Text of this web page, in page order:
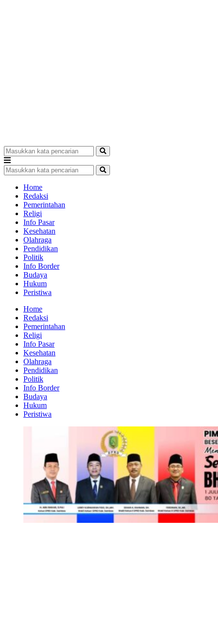
Home
Redaksi
Pemerintahan
Religi
Info Pasar
Kesehatan
Olahraga
Pendidikan
Politik
Info Border
Budaya
Hukum
Peristiwa
Home
Redaksi
Pemerintahan
Religi
Info Pasar
Kesehatan
Olahraga
Pendidikan
Politik
Info Border
Budaya
Hukum
Peristiwa